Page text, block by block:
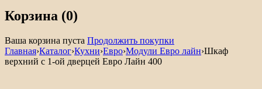
Корзина (0)
Ваша корзина пуста Продолжить покупки
Главная›Каталог›Кухни›Евро›Модули Евро лайн›Шкаф
верхний с 1-ой дверцей Евро Лайн 400